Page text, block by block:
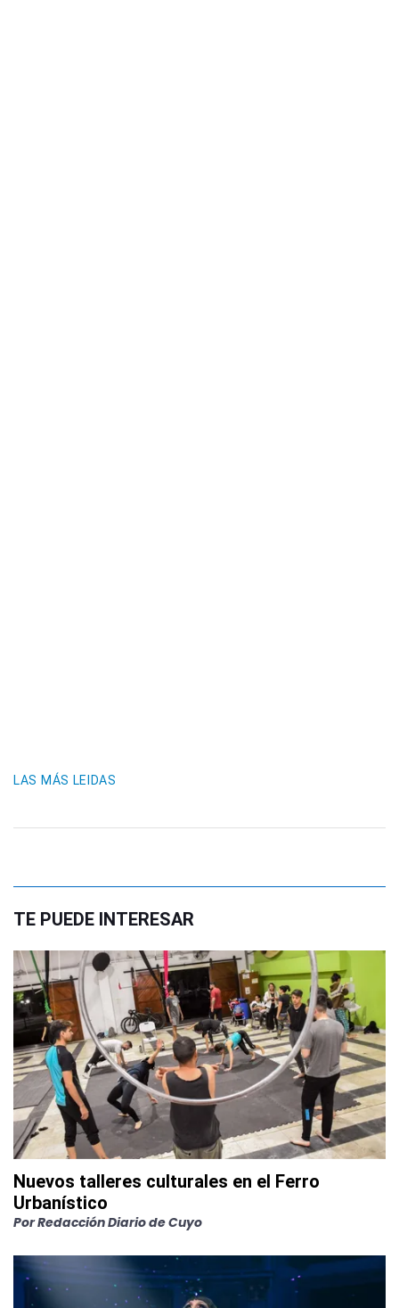
LAS MÁS LEIDAS
TE PUEDE INTERESAR
Nuevos talleres culturales en el Ferro
Urbanístico
PorRedacción Diario de Cuyo